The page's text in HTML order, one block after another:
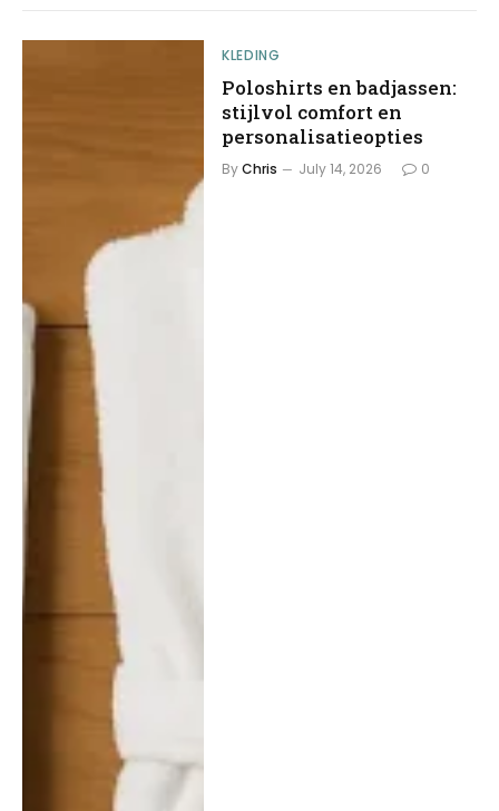
KLEDING
Poloshirts en badjassen:
stijlvol comfort en
personalisatieopties
ByChris July 14, 2026 0